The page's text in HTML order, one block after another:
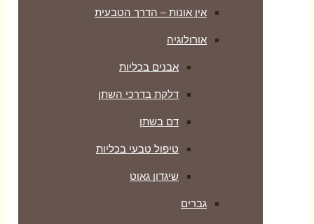
אין אונות – הדרך הטבעית
אורולוגיה
אבנים בכליות
דלקת בדרכי השתן
דם בשתן
טיפול טבעי בכליות
שיגדון גאוט
גברים